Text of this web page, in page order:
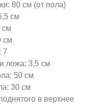
80 см (от пола)
см
см
см
7
ложа: 3,5 см
50 см
30 см
в верхнее